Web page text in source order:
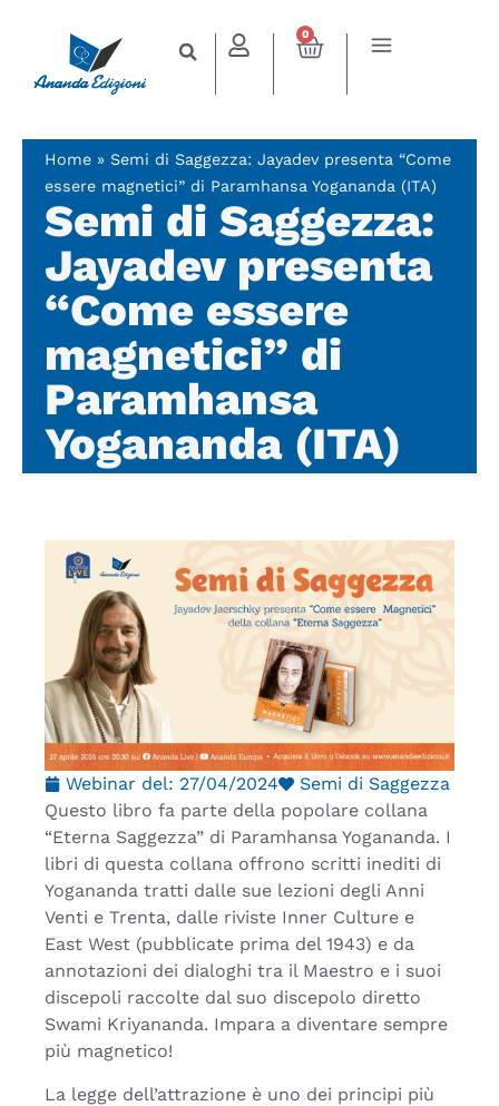
0
Home » Semi di Saggezza: Jayadev presenta “Come
essere magnetici” di Paramhansa Yogananda (ITA)
Semi di Saggezza:
Jayadev presenta
“Come essere
magnetici” di
Paramhansa
Yogananda (ITA)
Webinar del: 27/04/2024
Semi di Saggezza
Questo libro fa parte della popolare collana
“Eterna Saggezza” di Paramhansa Yogananda. I
libri di questa collana offrono scritti inediti di
Yogananda tratti dalle sue lezioni degli Anni
Venti e Trenta, dalle riviste Inner Culture e
East West (pubblicate prima del 1943) e da
annotazioni dei dialoghi tra il Maestro e i suoi
discepoli raccolte dal suo discepolo diretto
Swami Kriyananda. Impara a diventare sempre
più magnetico!
La legge dell’attrazione è uno dei principi più